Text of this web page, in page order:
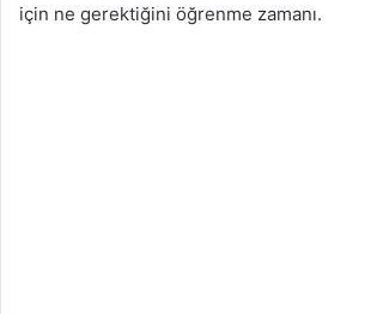
için ne gerektiğini öğrenme zamanı.